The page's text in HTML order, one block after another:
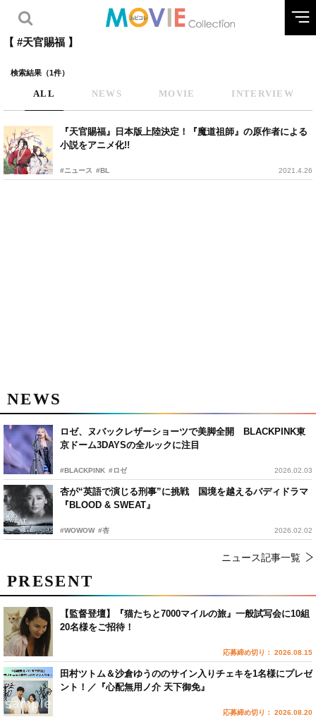
【 #天官賜福 】
検索結果（1件）
ALL NEWS MOVIE INTERVIEW
『天官賜福』日本版上陸決定！『魔道祖師』の原作者による
小説をアニメ化!!
#ニュース #BL 2021.4.26
NEWS
ロゼ、ヌバックレザーショーツで美脚全開 BLACKPINK東
京ドーム3DAYSの全ルックに注目
#BLACKPINK #ロゼ 2026.02.03
杏が“英語で演じる刑事”に挑戦 国境を越えるバディドラマ
『BLOOD & SWEAT』
#WOWOW #杏 2026.02.02
ニュース記事一覧
PRESENT
【監督登壇】『猫たちと7000マイルの旅』一般試写会に10組
20名様をご招待！
応募締め切り： 2026.08.15
田村ツトム＆沙倉ゆうののサイン入りチェキを1名様にプレゼ
ント！／『心配無用ノ介 天下御免』
応募締め切り： 2026.08.20